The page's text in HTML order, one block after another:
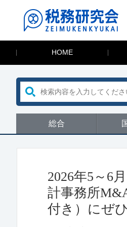
HOME
総合
2026年5～6
計事務所
付き）にぜ